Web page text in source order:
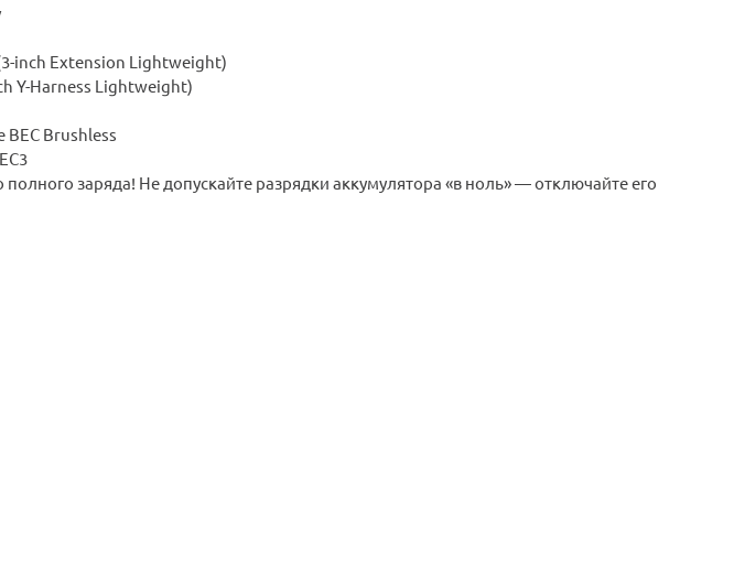
inch Extension Lightweight)
Y-Harness Lightweight)
BEC Brushless
полного заряда! Не допускайте разрядки аккумулятора «в ноль» — отключайте его